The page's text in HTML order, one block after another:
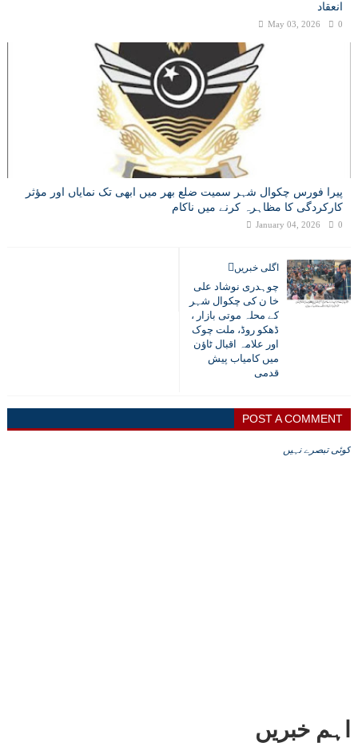
انعقاد
May 03, 2026 0
پیرا فورس چکوال شہر سمیت ضلع بھر میں ابھی تک نمایاں اور مؤثر
کارکردگی کا مظاہرہ کرنے میں ناکام
January 04, 2026 0
اگلی خبریں
چوہدری نوشاد علی
خا ن کی چکوال شہر
کے محلہ موتی بازار ،
ڈھکو روڈ، ملت چوک
اور علامہ اقبال ٹاﺅن
میں کامیاب پیش
قدمی
POST A COMMENT
کوئی تبصرے نہیں
اہم خبریں